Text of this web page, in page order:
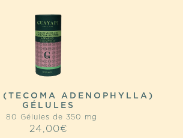
(TECOMA ADENOPHYLLA)
GÉLULES
80 Gélules de 350 mg
24,00€